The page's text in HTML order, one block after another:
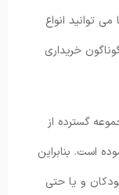
توانید انواع
خریداری
گسترده از
است. بنابراین
و یا حتی